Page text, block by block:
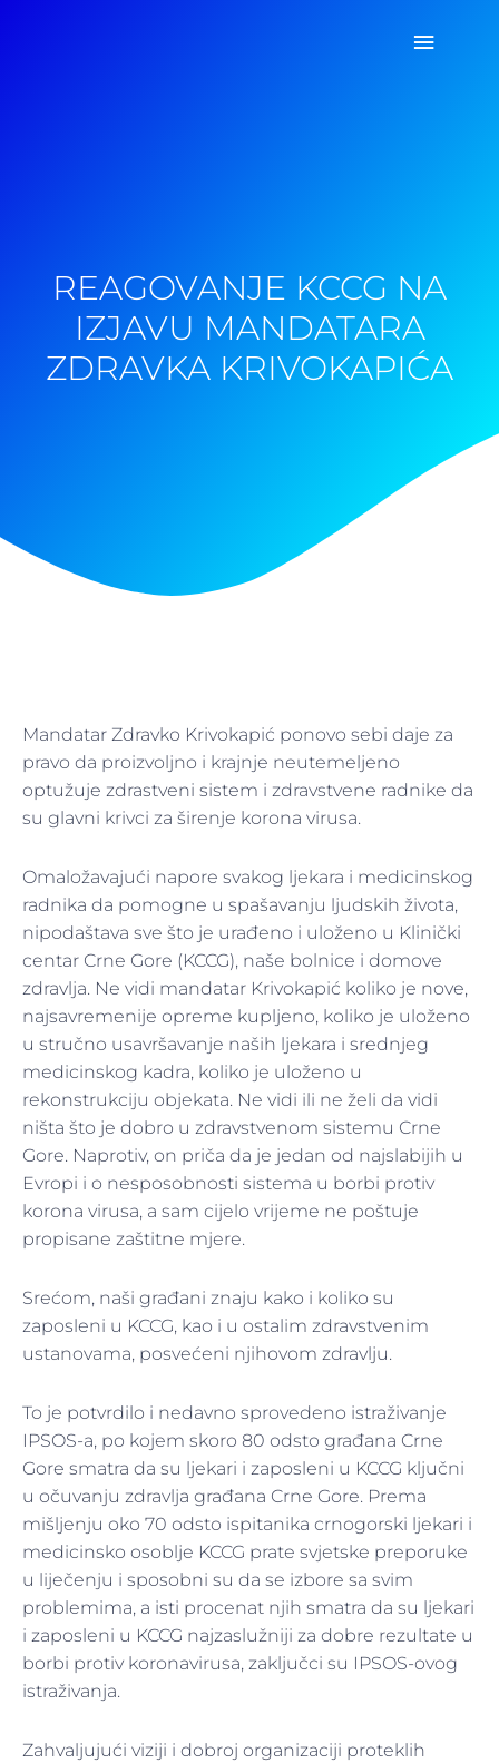
Glavni
REAGOVANJE KCCG NA
IZJAVU MANDATARA
ZDRAVKA KRIVOKAPIĆA
Mandatar Zdravko Krivokapić ponovo sebi daje za
pravo da proizvoljno i krajnje neutemeljeno
optužuje zdrastveni sistem i zdravstvene radnike da
su glavni krivci za širenje korona virusa.
Omaložavajući napore svakog ljekara i medicinskog
radnika da pomogne u spašavanju ljudskih života,
nipodaštava sve što je urađeno i uloženo u Klinički
centar Crne Gore (KCCG), naše bolnice i domove
zdravlja. Ne vidi mandatar Krivokapić koliko je nove,
najsavremenije opreme kupljeno, koliko je uloženo
u stručno usavršavanje naših ljekara i srednjeg
medicinskog kadra, koliko je uloženo u
rekonstrukciju objekata. Ne vidi ili ne želi da vidi
ništa što je dobro u zdravstvenom sistemu Crne
Gore. Naprotiv, on priča da je jedan od najslabijih u
Evropi i o nesposobnosti sistema u borbi protiv
korona virusa, a sam cijelo vrijeme ne poštuje
propisane zaštitne mjere.
Srećom, naši građani znaju kako i koliko su
zaposleni u KCCG, kao i u ostalim zdravstvenim
ustanovama, posvećeni njihovom zdravlju.
To je potvrdilo i nedavno sprovedeno istraživanje
IPSOS-a, po kojem skoro 80 odsto građana Crne
Gore smatra da su ljekari i zaposleni u KCCG ključni
u očuvanju zdravlja građana Crne Gore. Prema
mišljenju oko 70 odsto ispitanika crnogorski ljekari i
medicinsko osoblje KCCG prate svjetske preporuke
u liječenju i sposobni su da se izbore sa svim
problemima, a isti procenat njih smatra da su ljekari
i zaposleni u KCCG najzaslužniji za dobre rezultate u
borbi protiv koronavirusa, zaključci su IPSOS-ovog
istraživanja.
Zahvaljujući viziji i dobroj organizaciji proteklih